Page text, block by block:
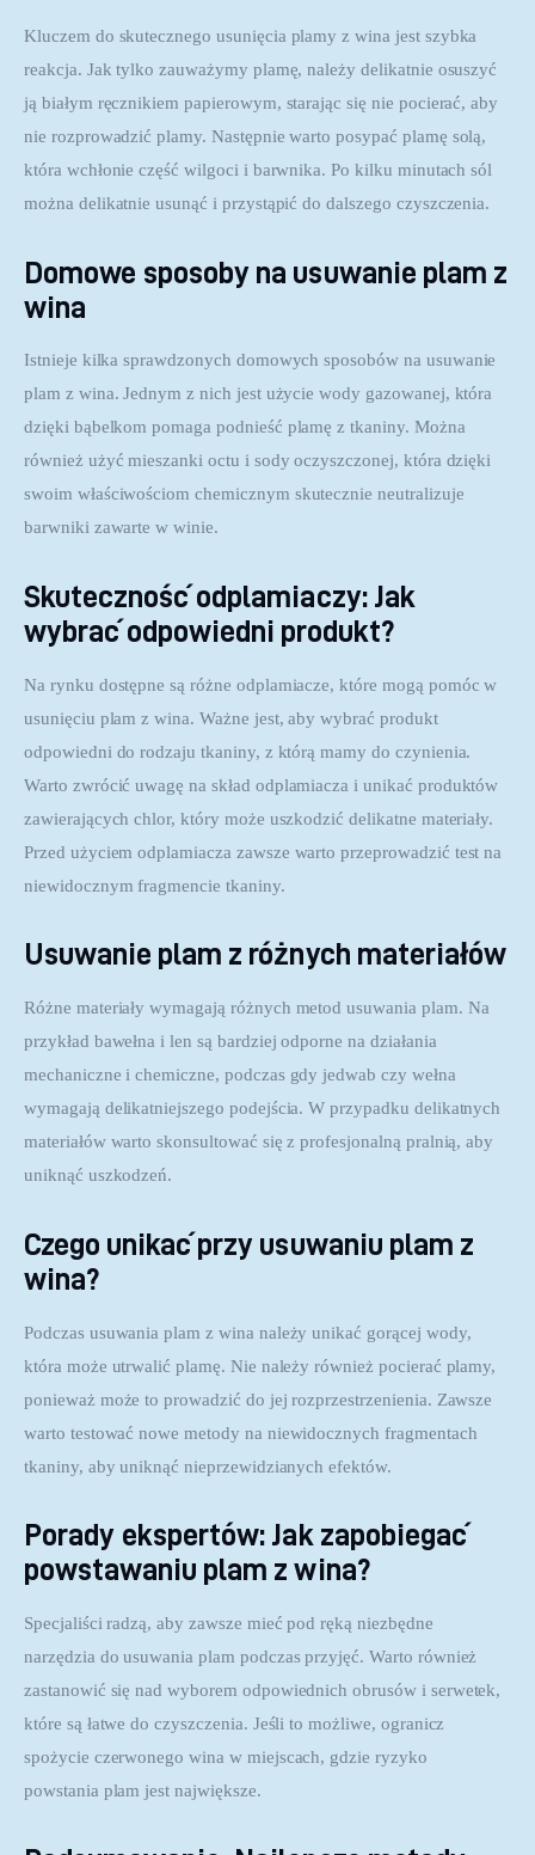
Kluczem do skutecznego usunięcia plamy z wina jest szybka
reakcja. Jak tylko zauważymy plamę, należy delikatnie osuszyć
ją białym ręcznikiem papierowym, starając się nie pocierać, aby
nie rozprowadzić plamy. Następnie warto posypać plamę solą,
która wchłonie część wilgoci i barwnika. Po kilku minutach sól
można delikatnie usunąć i przystąpić do dalszego czyszczenia.
Domowe sposoby na usuwanie plam z
wina
Istnieje kilka sprawdzonych domowych sposobów na usuwanie
plam z wina. Jednym z nich jest użycie wody gazowanej, która
dzięki bąbelkom pomaga podnieść plamę z tkaniny. Można
również użyć mieszanki octu i sody oczyszczonej, która dzięki
swoim właściwościom chemicznym skutecznie neutralizuje
barwniki zawarte w winie.
Skuteczność odplamiaczy: Jak
wybrać odpowiedni produkt?
Na rynku dostępne są różne odplamiacze, które mogą pomóc w
usunięciu plam z wina. Ważne jest, aby wybrać produkt
odpowiedni do rodzaju tkaniny, z którą mamy do czynienia.
Warto zwrócić uwagę na skład odplamiacza i unikać produktów
zawierających chlor, który może uszkodzić delikatne materiały.
Przed użyciem odplamiacza zawsze warto przeprowadzić test na
niewidocznym fragmencie tkaniny.
Usuwanie plam z różnych materiałów
Różne materiały wymagają różnych metod usuwania plam. Na
przykład bawełna i len są bardziej odporne na działania
mechaniczne i chemiczne, podczas gdy jedwab czy wełna
wymagają delikatniejszego podejścia. W przypadku delikatnych
materiałów warto skonsultować się z profesjonalną pralnią, aby
uniknąć uszkodzeń.
Czego unikać przy usuwaniu plam z
wina?
Podczas usuwania plam z wina należy unikać gorącej wody,
która może utrwalić plamę. Nie należy również pocierać plamy,
ponieważ może to prowadzić do jej rozprzestrzenienia. Zawsze
warto testować nowe metody na niewidocznych fragmentach
tkaniny, aby uniknąć nieprzewidzianych efektów.
Porady ekspertów: Jak zapobiegać
powstawaniu plam z wina?
Specjaliści radzą, aby zawsze mieć pod ręką niezbędne
narzędzia do usuwania plam podczas przyjęć. Warto również
zastanowić się nad wyborem odpowiednich obrusów i serwetek,
które są łatwe do czyszczenia. Jeśli to możliwe, ogranicz
spożycie czerwonego wina w miejscach, gdzie ryzyko
powstania plam jest największe.